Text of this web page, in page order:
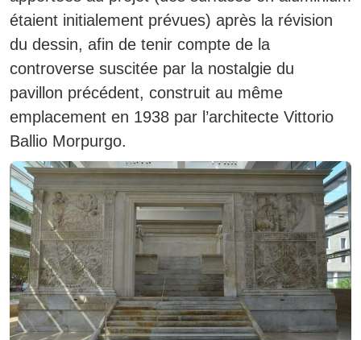
étaient initialement prévues) après la révision
du dessin, afin de tenir compte de la
controverse suscitée par la nostalgie du
pavillon précédent, construit au même
emplacement en 1938 par l’architecte Vittorio
Ballio Morpurgo.